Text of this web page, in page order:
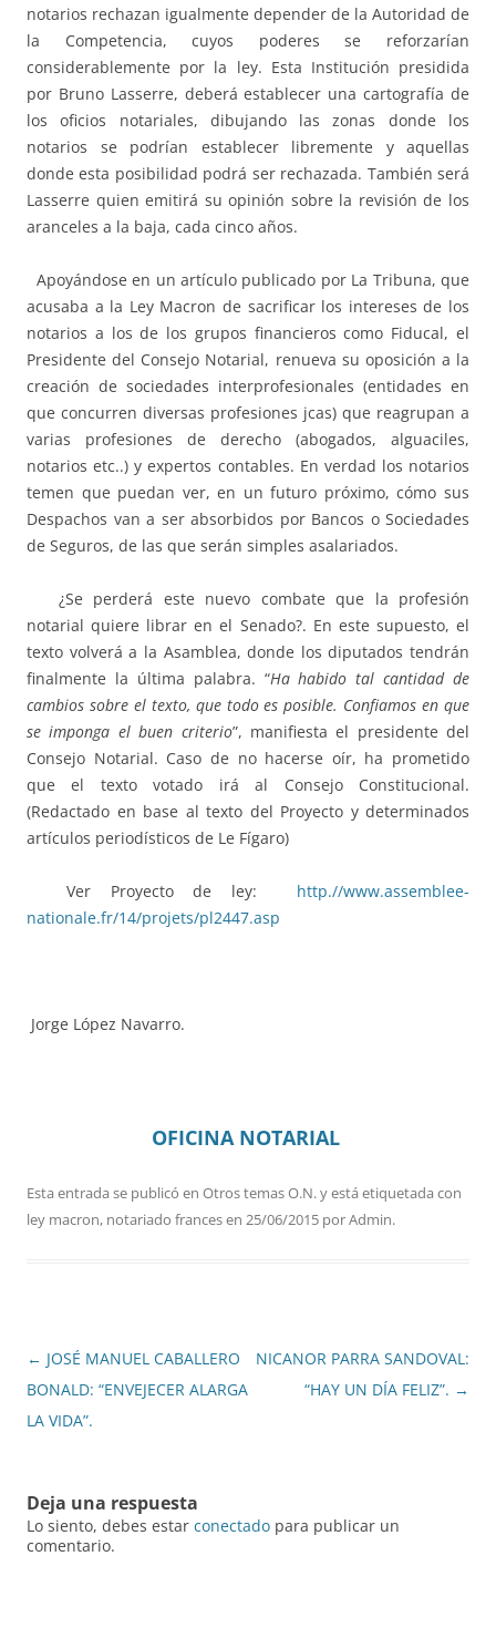
notarios rechazan igualmente depender de la Autoridad de
la Competencia, cuyos poderes se reforzarían
considerablemente por la ley. Esta Institución presidida
por Bruno Lasserre, deberá establecer una cartografía de
los oficios notariales, dibujando las zonas donde los
notarios se podrían establecer libremente y aquellas
donde esta posibilidad podrá ser rechazada. También será
Lasserre quien emitirá su opinión sobre la revisión de los
aranceles a la baja, cada cinco años.
Apoyándose en un artículo publicado por La Tribuna, que
acusaba a la Ley Macron de sacrificar los intereses de los
notarios a los de los grupos financieros como Fiducal, el
Presidente del Consejo Notarial, renueva su oposición a la
creación de sociedades interprofesionales (entidades en
que concurren diversas profesiones jcas) que reagrupan a
varias profesiones de derecho (abogados, alguaciles,
notarios etc..) y expertos contables. En verdad los notarios
temen que puedan ver, en un futuro próximo, cómo sus
Despachos van a ser absorbidos por Bancos o Sociedades
de Seguros, de las que serán simples asalariados.
¿Se perderá este nuevo combate que la profesión
notarial quiere librar en el Senado?. En este supuesto, el
texto volverá a la Asamblea, donde los diputados tendrán
finalmente la última palabra. “Ha habido tal cantidad de
cambios sobre el texto, que todo es posible. Confiamos en que
se imponga el buen criterio”, manifiesta el presidente del
Consejo Notarial. Caso de no hacerse oír, ha prometido
que el texto votado irá al Consejo Constitucional.
(Redactado en base al texto del Proyecto y determinados
artículos periodísticos de Le Fígaro)
Ver Proyecto de ley: http.//www.assemblee-
nationale.fr/14/projets/pl2447.asp
Jorge López Navarro.
OFICINA NOTARIAL
Esta entrada se publicó en Otros temas O.N.y está etiquetada con
ley macron, notariado francesen 25/06/2015 porAdmin.
Navegación
de
entradas
← JOSÉ MANUEL CABALLERO
BONALD: “ENVEJECER ALARGA
LA VIDA”.
NICANOR PARRA SANDOVAL:
“HAY UN DÍA FELIZ”. →
Deja una respuesta
Lo siento, debes estar conectado para publicar un
comentario.